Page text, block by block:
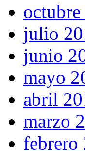
julio
junio
mayo
abril
marzo
febrero